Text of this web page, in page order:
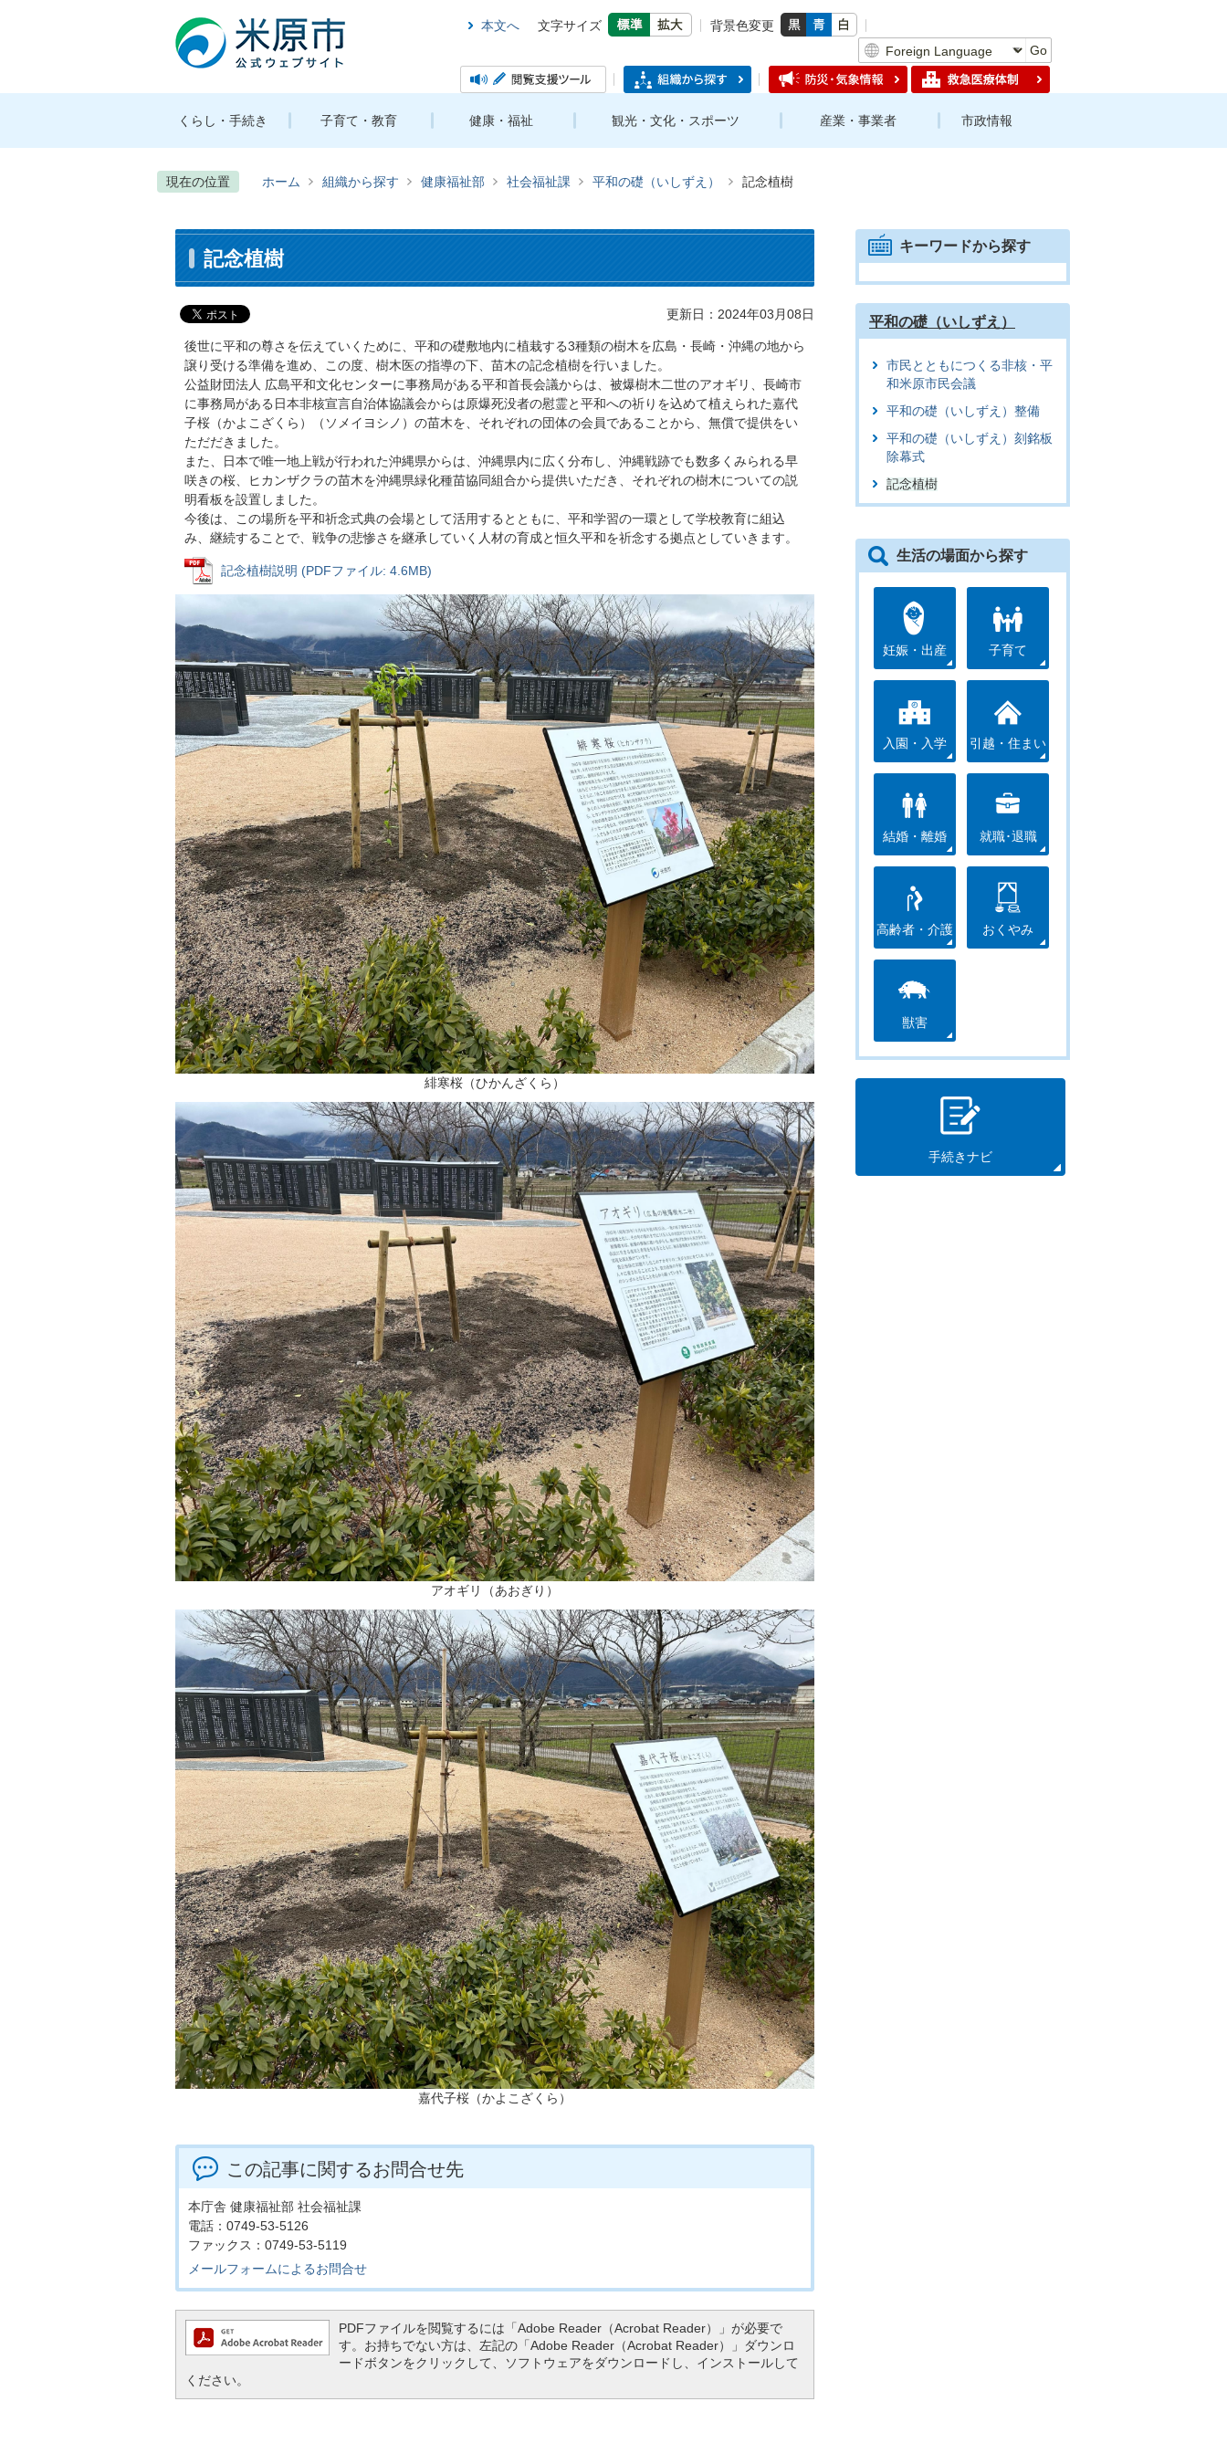
本文へ 文字サイズ
背景色変更
Go
くらし・手続き 子育て・教育 健康・福祉 観光・文化・スポーツ 産業・事業者 市政情報
現在の位置 ホーム 組織から探す 健康福祉部 社会福祉課 平和の礎（いしずえ） 記念植樹
記念植樹
更新日：2024年03月08日
後世に平和の尊さを伝えていくために、平和の礎敷地内に植栽する3種類の樹木を広島・長崎・沖縄の地から
譲り受ける準備を進め、この度、樹木医の指導の下、苗木の記念植樹を行いました。
公益財団法人 広島平和文化センターに事務局がある平和首長会議からは、被爆樹木二世のアオギリ、長崎市
に事務局がある日本非核宣言自治体協議会からは原爆死没者の慰霊と平和への祈りを込めて植えられた嘉代
子桜（かよこざくら）（ソメイヨシノ）の苗木を、それぞれの団体の会員であることから、無償で提供をい
ただだきました。
また、日本で唯一地上戦が行われた沖縄県からは、沖縄県内に広く分布し、沖縄戦跡でも数多くみられる早
咲きの桜、ヒカンザクラの苗木を沖縄県緑化種苗協同組合から提供いただき、それぞれの樹木についての説
明看板を設置しました。
今後は、この場所を平和祈念式典の会場として活用するとともに、平和学習の一環として学校教育に組込
み、継続することで、戦争の悲惨さを継承していく人材の育成と恒久平和を祈念する拠点としていきます。
記念植樹説明 (PDFファイル: 4.6MB)
緋寒桜（ひかんざくら）
アオギリ（あおぎり）
嘉代子桜（かよこざくら）
この記事に関するお問合せ先
本庁舎 健康福祉部 社会福祉課
電話：0749-53-5126
ファックス：0749-53-5119
メールフォームによるお問合せ
PDFファイルを閲覧するには「Adobe Reader（Acrobat Reader）」が必要で
す。お持ちでない方は、左記の「Adobe Reader（Acrobat Reader）」ダウンロ
ードボタンをクリックして、ソフトウェアをダウンロードし、インストールして
ください。
キーワードから探す
平和の礎（いしずえ）
市民とともにつくる非核・平
和米原市民会議
平和の礎（いしずえ）整備
平和の礎（いしずえ）刻銘板
除幕式
記念植樹
生活の場面から探す
妊娠・出産 子育て
入園・入学 引越・住まい
結婚・離婚 就職･退職
高齢者・介護 おくやみ
獣害
手続きナビ